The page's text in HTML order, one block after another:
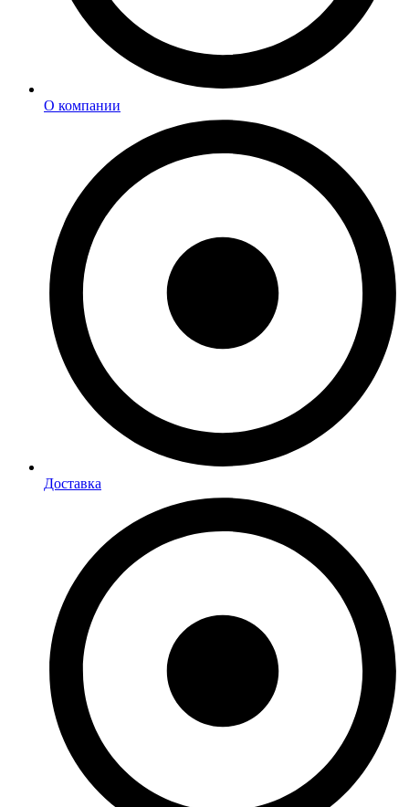
О компании
Доставка